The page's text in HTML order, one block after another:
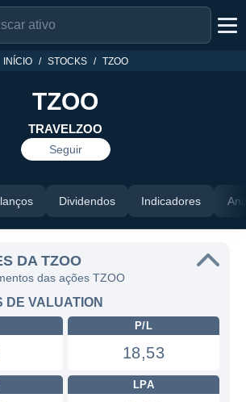
INÍCIO STOCKS TZOO
TZOO
TRAVELZOO
Seguir
Dividendos Indicadores
DA TZOO
das ações TZOO
DE VALUATION
P/L
18,53
LPA